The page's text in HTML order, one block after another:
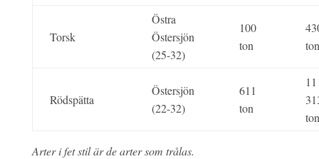
Torsk
Östra
Östersjön
(25-32)
100
ton
ton
Rödspätta
Östersjön
(22-32)
611
ton
11
ton
Arter i fet stil är de arter som trålas.